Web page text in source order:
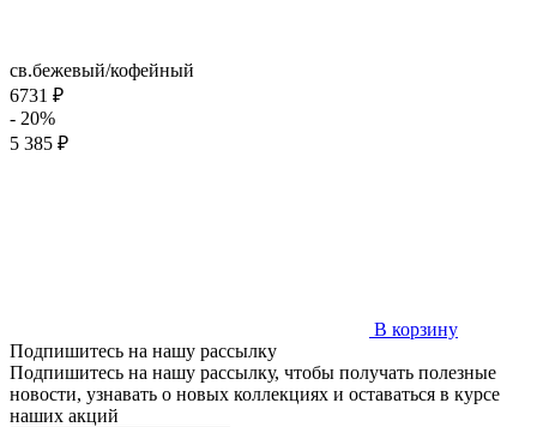
св.бежевый/кофейный
6731 ₽
- 20%
5 385 ₽
В корзину
Подпишитесь на нашу рассылку
Подпишитесь на нашу рассылку, чтобы получать полезные
новости, узнавать о новых коллекциях и оставаться в курсе
наших акций